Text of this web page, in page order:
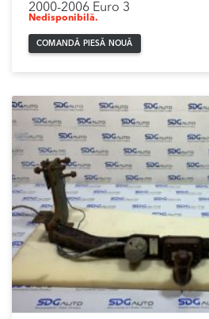
2000-2006 Euro 3
Nedisponibilă.
COMANDĂ PIESĂ NOUĂ